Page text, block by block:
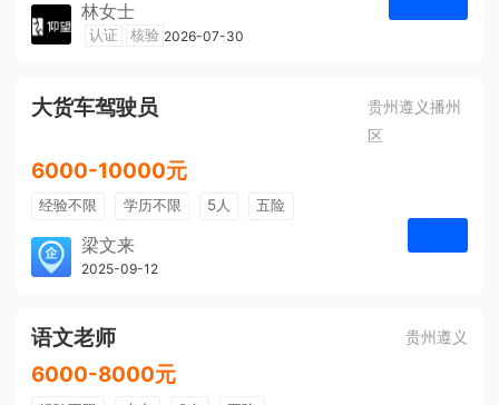
林女士
遵义仰望体验空间
认证 核验 2026-07-30
大货车驾驶员
贵州遵义播州
区
6000-10000元
经验不限 学历不限 5人
五险
免费培训
包住宿
梁文来
贵州璟琦物流有限公司
2025-09-12
语文老师 贵州遵义
6000-8000元